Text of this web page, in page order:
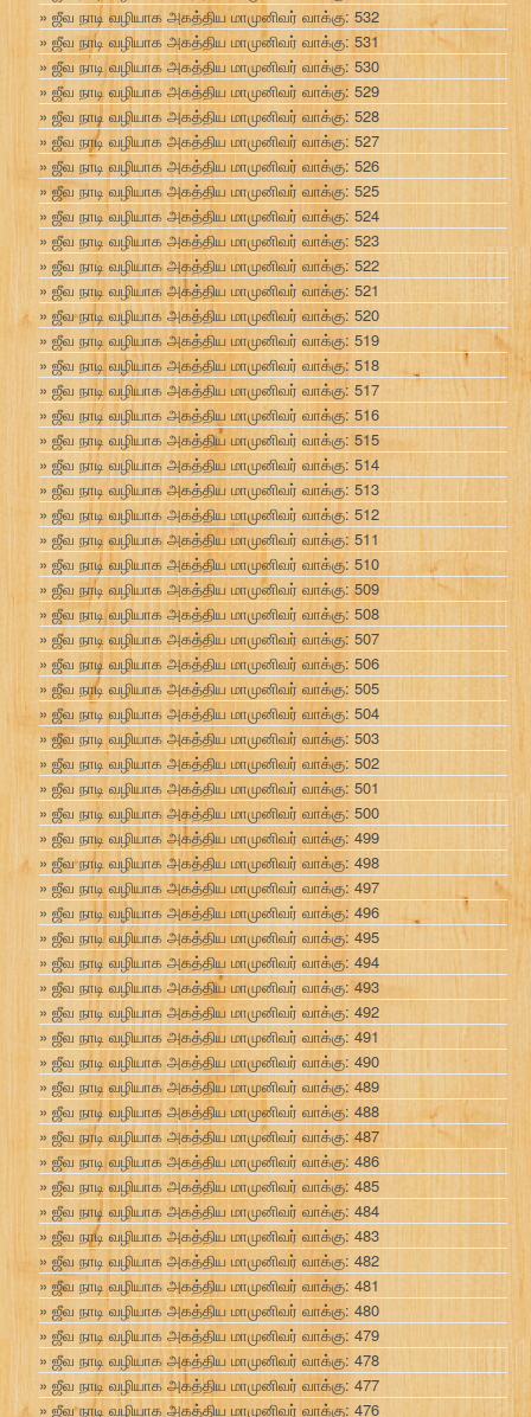
ஜீவ நாடி வழியாக அகத்திய மாமுனிவர் வாக்கு: 532
ஜீவ நாடி வழியாக அகத்திய மாமுனிவர் வாக்கு: 531
ஜீவ நாடி வழியாக அகத்திய மாமுனிவர் வாக்கு: 530
ஜீவ நாடி வழியாக அகத்திய மாமுனிவர் வாக்கு: 529
ஜீவ நாடி வழியாக அகத்திய மாமுனிவர் வாக்கு: 528
ஜீவ நாடி வழியாக அகத்திய மாமுனிவர் வாக்கு: 527
ஜீவ நாடி வழியாக அகத்திய மாமுனிவர் வாக்கு: 526
ஜீவ நாடி வழியாக அகத்திய மாமுனிவர் வாக்கு: 525
ஜீவ நாடி வழியாக அகத்திய மாமுனிவர் வாக்கு: 524
ஜீவ நாடி வழியாக அகத்திய மாமுனிவர் வாக்கு: 523
ஜீவ நாடி வழியாக அகத்திய மாமுனிவர் வாக்கு: 522
ஜீவ நாடி வழியாக அகத்திய மாமுனிவர் வாக்கு: 521
ஜீவ நாடி வழியாக அகத்திய மாமுனிவர் வாக்கு: 520
ஜீவ நாடி வழியாக அகத்திய மாமுனிவர் வாக்கு: 519
ஜீவ நாடி வழியாக அகத்திய மாமுனிவர் வாக்கு: 518
ஜீவ நாடி வழியாக அகத்திய மாமுனிவர் வாக்கு: 517
ஜீவ நாடி வழியாக அகத்திய மாமுனிவர் வாக்கு: 516
ஜீவ நாடி வழியாக அகத்திய மாமுனிவர் வாக்கு: 515
ஜீவ நாடி வழியாக அகத்திய மாமுனிவர் வாக்கு: 514
ஜீவ நாடி வழியாக அகத்திய மாமுனிவர் வாக்கு: 513
ஜீவ நாடி வழியாக அகத்திய மாமுனிவர் வாக்கு: 512
ஜீவ நாடி வழியாக அகத்திய மாமுனிவர் வாக்கு: 511
ஜீவ நாடி வழியாக அகத்திய மாமுனிவர் வாக்கு: 510
ஜீவ நாடி வழியாக அகத்திய மாமுனிவர் வாக்கு: 509
ஜீவ நாடி வழியாக அகத்திய மாமுனிவர் வாக்கு: 508
ஜீவ நாடி வழியாக அகத்திய மாமுனிவர் வாக்கு: 507
ஜீவ நாடி வழியாக அகத்திய மாமுனிவர் வாக்கு: 506
ஜீவ நாடி வழியாக அகத்திய மாமுனிவர் வாக்கு: 505
ஜீவ நாடி வழியாக அகத்திய மாமுனிவர் வாக்கு: 504
ஜீவ நாடி வழியாக அகத்திய மாமுனிவர் வாக்கு: 503
ஜீவ நாடி வழியாக அகத்திய மாமுனிவர் வாக்கு: 502
ஜீவ நாடி வழியாக அகத்திய மாமுனிவர் வாக்கு: 501
ஜீவ நாடி வழியாக அகத்திய மாமுனிவர் வாக்கு: 500
ஜீவ நாடி வழியாக அகத்திய மாமுனிவர் வாக்கு: 499
ஜீவ நாடி வழியாக அகத்திய மாமுனிவர் வாக்கு: 498
ஜீவ நாடி வழியாக அகத்திய மாமுனிவர் வாக்கு: 497
ஜீவ நாடி வழியாக அகத்திய மாமுனிவர் வாக்கு: 496
ஜீவ நாடி வழியாக அகத்திய மாமுனிவர் வாக்கு: 495
ஜீவ நாடி வழியாக அகத்திய மாமுனிவர் வாக்கு: 494
ஜீவ நாடி வழியாக அகத்திய மாமுனிவர் வாக்கு: 493
ஜீவ நாடி வழியாக அகத்திய மாமுனிவர் வாக்கு: 492
ஜீவ நாடி வழியாக அகத்திய மாமுனிவர் வாக்கு: 491
ஜீவ நாடி வழியாக அகத்திய மாமுனிவர் வாக்கு: 490
ஜீவ நாடி வழியாக அகத்திய மாமுனிவர் வாக்கு: 489
ஜீவ நாடி வழியாக அகத்திய மாமுனிவர் வாக்கு: 488
ஜீவ நாடி வழியாக அகத்திய மாமுனிவர் வாக்கு: 487
ஜீவ நாடி வழியாக அகத்திய மாமுனிவர் வாக்கு: 486
ஜீவ நாடி வழியாக அகத்திய மாமுனிவர் வாக்கு: 485
ஜீவ நாடி வழியாக அகத்திய மாமுனிவர் வாக்கு: 484
ஜீவ நாடி வழியாக அகத்திய மாமுனிவர் வாக்கு: 483
ஜீவ நாடி வழியாக அகத்திய மாமுனிவர் வாக்கு: 482
ஜீவ நாடி வழியாக அகத்திய மாமுனிவர் வாக்கு: 481
ஜீவ நாடி வழியாக அகத்திய மாமுனிவர் வாக்கு: 480
ஜீவ நாடி வழியாக அகத்திய மாமுனிவர் வாக்கு: 479
ஜீவ நாடி வழியாக அகத்திய மாமுனிவர் வாக்கு: 478
ஜீவ நாடி வழியாக அகத்திய மாமுனிவர் வாக்கு: 477
ஜீவ நாடி வழியாக அகத்திய மாமுனிவர் வாக்கு: 476